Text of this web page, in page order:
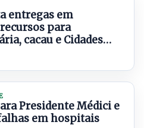
entregas em
para
cacau e Cidades
Presidente Médici e
em hospitais